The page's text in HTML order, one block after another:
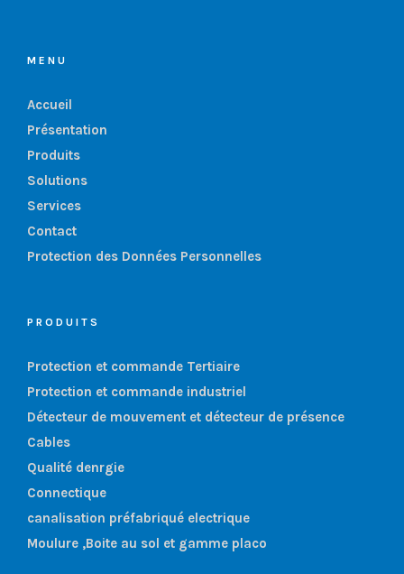
MENU
Accueil
Présentation
Produits
Solutions
Services
Contact
Protection des Données Personnelles
PRODUITS
Protection et commande Tertiaire
Protection et commande industriel
Détecteur de mouvement et détecteur de présence
Cables
Qualité denrgie
Connectique
canalisation préfabriqué electrique
Moulure ,Boite au sol et gamme placo